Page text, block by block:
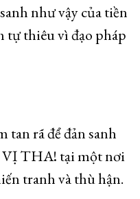
như vậy của tiền
tự thiêu vì đạo pháp
tan rã để đản sanh
THA! tại một nơi
tranh và thù hận.